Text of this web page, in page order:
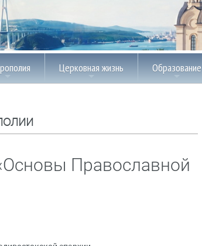
Церковная жизнь Образование
Православной